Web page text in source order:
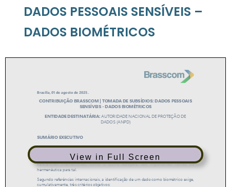
DADOS PESSOAIS SENSÍVEIS –
DADOS BIOMÉTRICOS
View in Full Screen